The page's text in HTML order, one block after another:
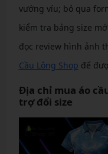
vướng víu; bỏ qua
kiểm tra bảng size
đọc review hình ảnh
Cầu Lông Shop để
Địa chỉ mua áo
trợ đổi size